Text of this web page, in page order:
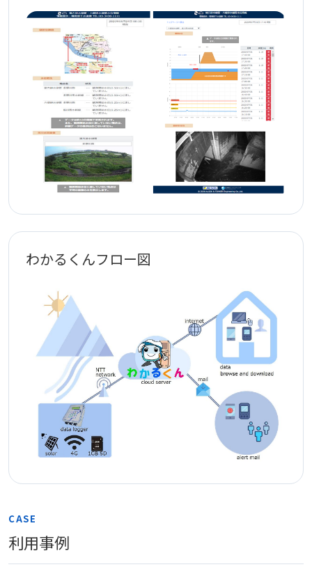
わかるくんフロー図
CASE
利用事例